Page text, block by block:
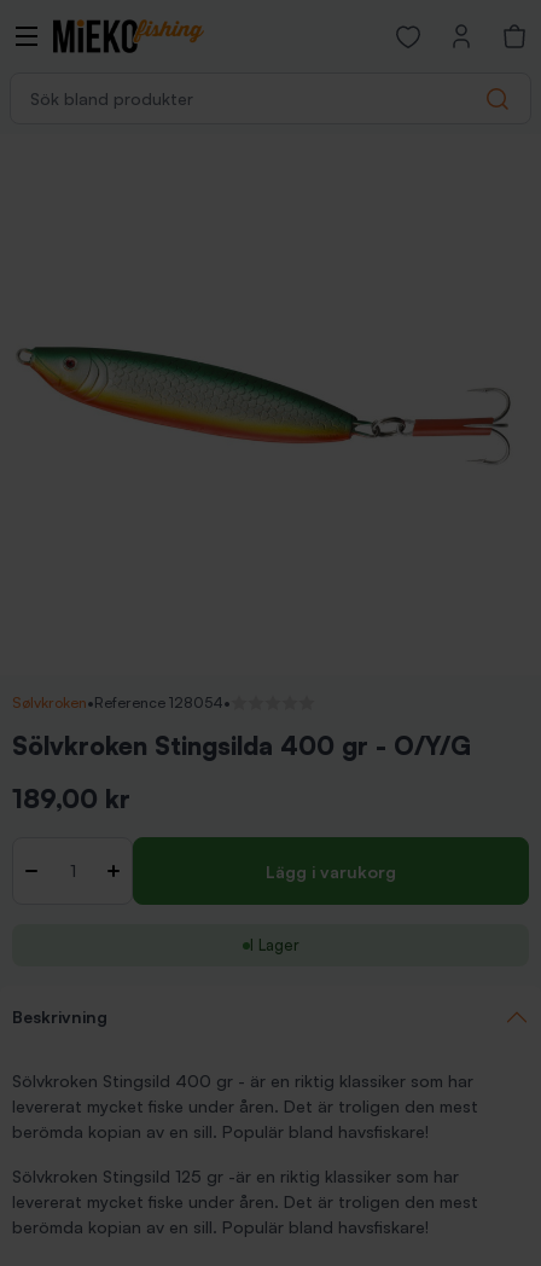
Search
Open favorites
Sølvkroken•Reference 128054•
Sölvkroken Stingsilda 400 gr - O/Y/G
189,00 kr
- + Lägg i varukorg
I Lager
Beskrivning
Sölvkroken Stingsild 400 gr - är en riktig klassiker som har
levererat mycket fiske under åren. Det är troligen den mest
berömda kopian av en sill. Populär bland havsfiskare!
Sölvkroken Stingsild 125 gr -är en riktig klassiker som har
levererat mycket fiske under åren. Det är troligen den mest
berömda kopian av en sill. Populär bland havsfiskare!